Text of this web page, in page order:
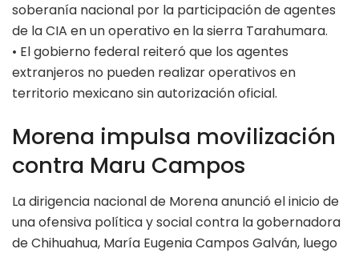
soberanía nacional por la participación de agentes
de la CIA en un operativo en la sierra Tarahumara.
• El gobierno federal reiteró que los agentes
extranjeros no pueden realizar operativos en
territorio mexicano sin autorización oficial.
Morena impulsa movilización
contra Maru Campos
La dirigencia nacional de Morena anunció el inicio de
una ofensiva política y social contra la gobernadora
de Chihuahua, María Eugenia Campos Galván, luego